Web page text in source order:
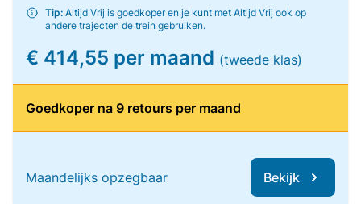
Tip: Altijd Vrij is goedkoper en je kunt met Altijd Vrij ook op
andere trajecten de trein gebruiken.
€ 414,55 per maand (tweede klas)
Goedkoper na 9 retours per maand
Maandelijks opzegbaar Bekijk